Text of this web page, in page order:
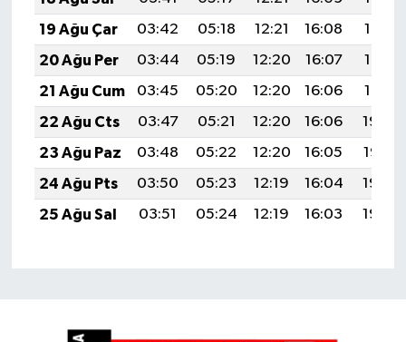
19 Ağu Çar
03:42 05:18 12:21 16:08
19:13
20 Ağu Per
03:44 05:19 12:20 16:07
19:12
21 Ağu Cum
03:45 05:20 12:20 16:06
19:10
22 Ağu Cts
03:47 05:21 12:20 16:06
19:09
23 Ağu Paz
03:48 05:22 12:20 16:05
19:07
24 Ağu Pts
03:50 05:23 12:19 16:04
19:06
25 Ağu Sal
03:51 05:24 12:19 16:03 19:04